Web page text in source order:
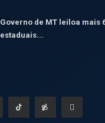
Governo de MT leiloa mais
estaduais...